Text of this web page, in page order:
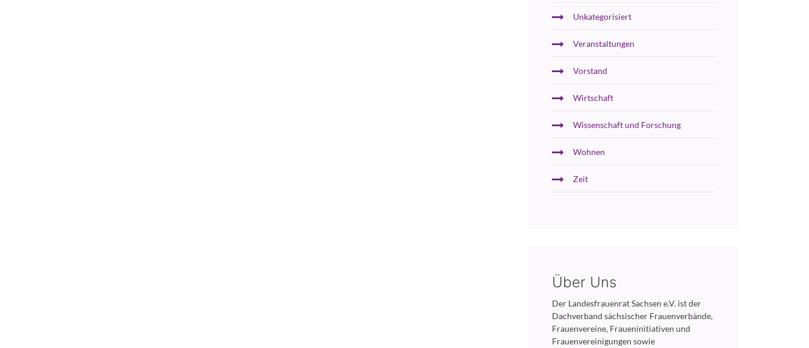
Unkategorisiert
Veranstaltungen
Vorstand
Wirtschaft
Wissenschaft und Forschung
Wohnen
Zeit
Über Uns
Der Landesfrauenrat Sachsen e.V. ist der
Dachverband sächsischer Frauenverbände,
Frauenvereine, Fraueninitiativen und
Frauenvereinigungen sowie